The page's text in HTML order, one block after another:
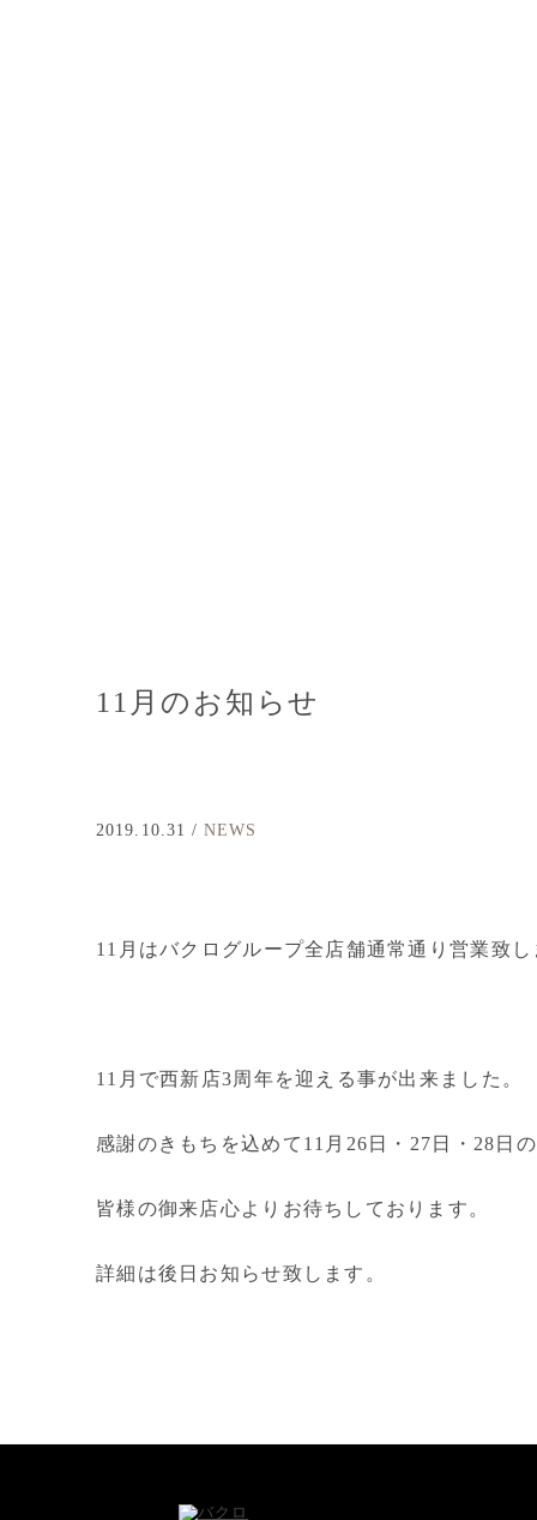
11月のお知らせ
2019.10.31 / NEWS
11月はバクログループ全店舗通常通り営業致
11月で西新店3周年を迎える事が出来ました。
感謝のきもちを込めて11月26日・27日・28日
皆様の御来店心よりお待ちしております。
詳細は後日お知らせ致します。